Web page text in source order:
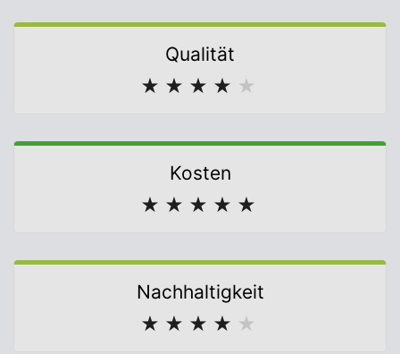
Qualität
★ ★ ★ ★ ★
Kosten
★ ★ ★ ★ ★
Nachhaltigkeit
★ ★ ★ ★ ★